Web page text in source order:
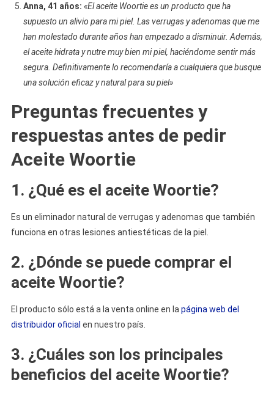
Anna, 41 años: «El aceite Woortie es un producto que ha
supuesto un alivio para mi piel. Las verrugas y adenomas que me
han molestado durante años han empezado a disminuir. Además,
el aceite hidrata y nutre muy bien mi piel, haciéndome sentir más
segura. Definitivamente lo recomendaría a cualquiera que busque
una solución eficaz y natural para su piel»
Preguntas frecuentes y
respuestas antes de pedir
Aceite Woortie
1. ¿Qué es el aceite Woortie?
Es un eliminador natural de verrugas y adenomas que también
funciona en otras lesiones antiestéticas de la piel.
2. ¿Dónde se puede comprar el
aceite Woortie?
El producto sólo está a la venta online en la página web del
distribuidor oficial en nuestro país.
3. ¿Cuáles son los principales
beneficios del aceite Woortie?